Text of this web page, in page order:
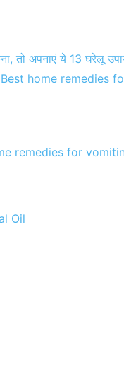
तो अपनाएं ये 13 घरेलू
home remedies
remedies for
Oil